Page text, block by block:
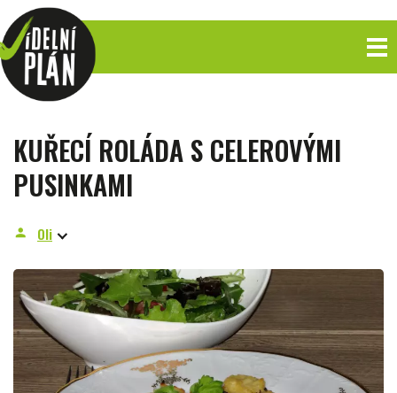
KUŘECÍ ROLÁDA S CELEROVÝMI
PUSINKAMI
person Oli